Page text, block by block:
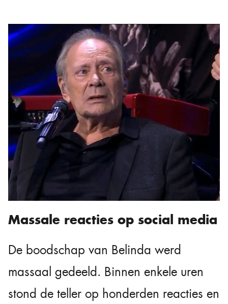
Massale reacties op social media
De boodschap van Belinda werd
massaal gedeeld. Binnen enkele uren
stond de teller op honderden reacties en